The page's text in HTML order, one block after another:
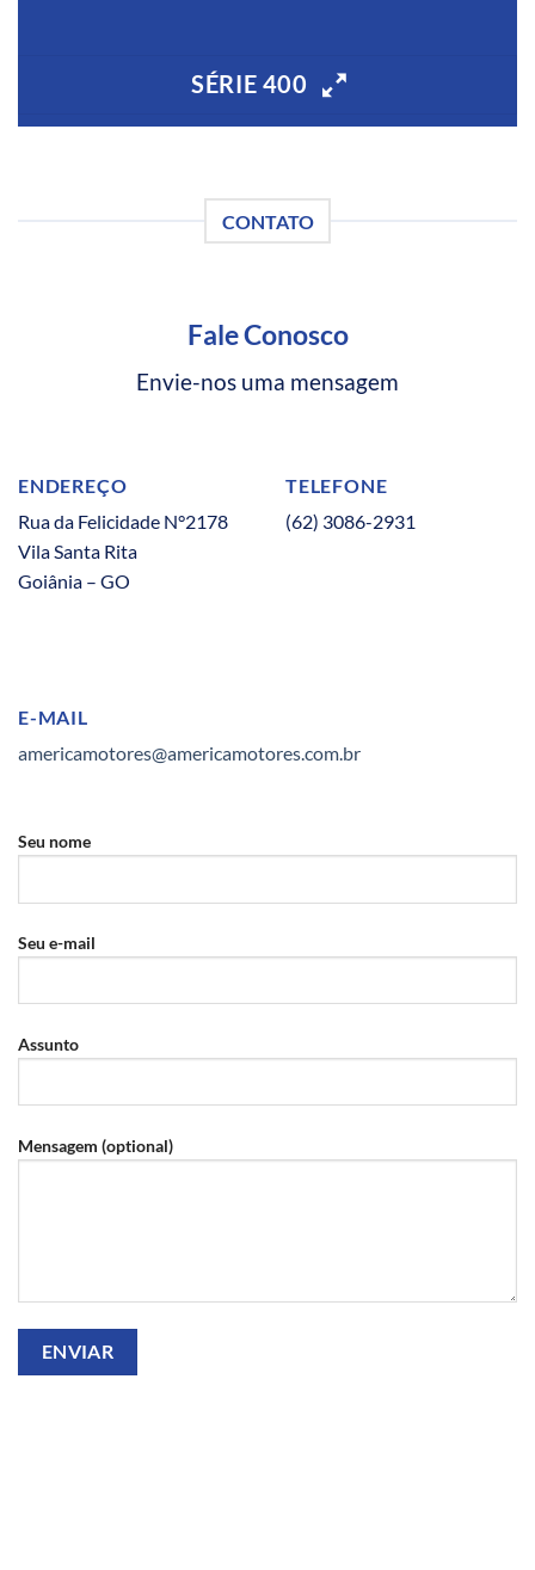
SÉRIE 400
CONTATO
Fale Conosco
Envie-nos uma mensagem
ENDEREÇO
Rua da Felicidade N°2178
Vila Santa Rita
Goiânia – GO
TELEFONE
(62) 3086-2931
E-MAIL
americamotores@americamotores.com.br
Seu nome
Seu e-mail
Assunto
Mensagem (optional)